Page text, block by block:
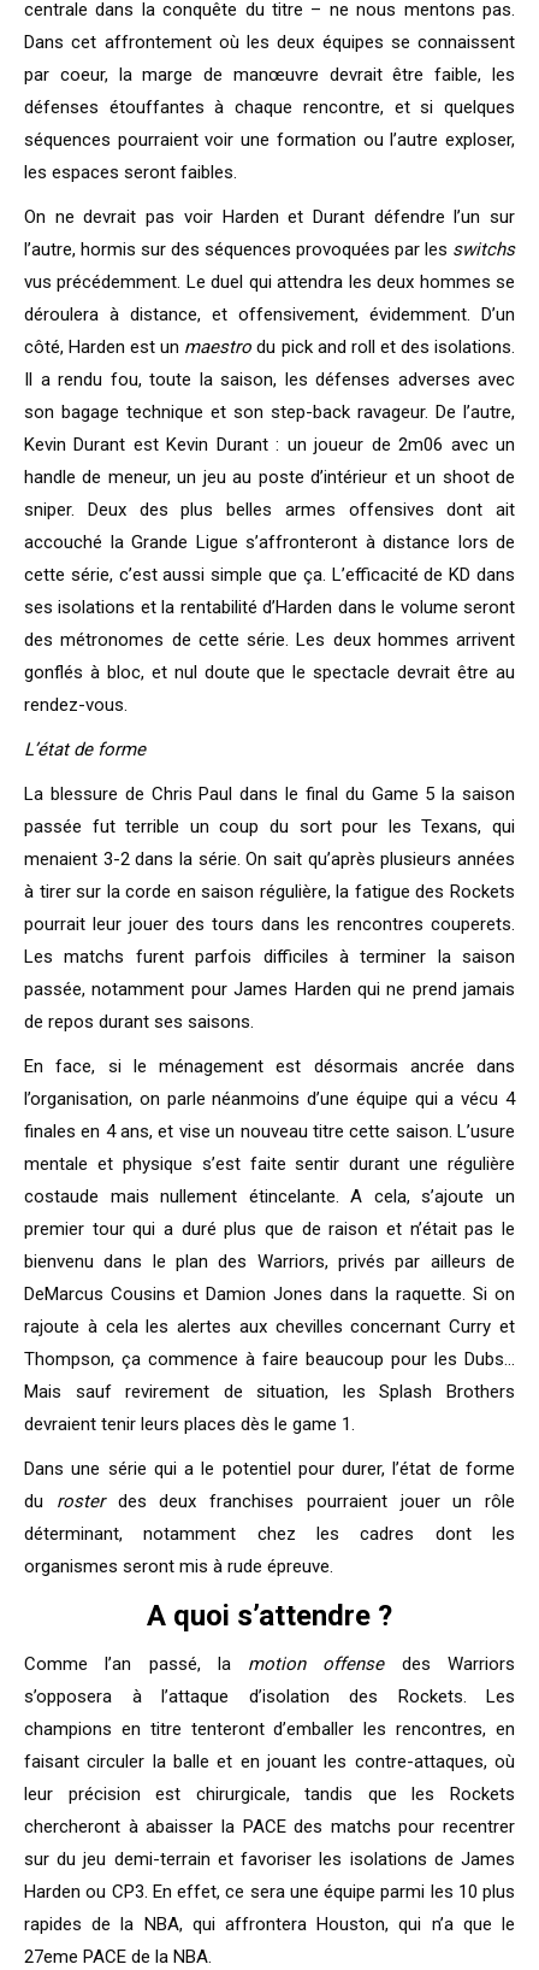
centrale dans la conquête du titre – ne nous mentons pas.
Dans cet affrontement où les deux équipes se connaissent
par coeur, la marge de manœuvre devrait être faible, les
défenses étouffantes à chaque rencontre, et si quelques
séquences pourraient voir une formation ou l’autre exploser,
les espaces seront faibles.
On ne devrait pas voir Harden et Durant défendre l’un sur
l’autre, hormis sur des séquences provoquées par les switchs
vus précédemment. Le duel qui attendra les deux hommes se
déroulera à distance, et offensivement, évidemment. D’un
côté, Harden est un maestrodu pick and roll et des isolations.
Il a rendu fou, toute la saison, les défenses adverses avec
son bagage technique et son step-back ravageur. De l’autre,
Kevin Durant est Kevin Durant : un joueur de 2m06 avec un
handle de meneur, un jeu au poste d’intérieur et un shoot de
sniper. Deux des plus belles armes offensives dont ait
accouché la Grande Ligue s’affronteront à distance lors de
cette série, c’est aussi simple que ça. L’efficacité de KD dans
ses isolations et la rentabilité d’Harden dans le volume seront
des métronomes de cette série. Les deux hommes arrivent
gonflés à bloc, et nul doute que le spectacle devrait être au
rendez-vous.
L’état de forme
La blessure de Chris Paul dans le final du Game 5 la saison
passée fut terrible un coup du sort pour les Texans, qui
menaient 3-2 dans la série. On sait qu’après plusieurs années
à tirer sur la corde en saison régulière, la fatigue des Rockets
pourrait leur jouer des tours dans les rencontres couperets.
Les matchs furent parfois difficiles à terminer la saison
passée, notamment pour James Harden qui ne prend jamais
de repos durant ses saisons.
En face, si le ménagement est désormais ancrée dans
l’organisation, on parle néanmoins d’une équipe qui a vécu 4
finales en 4 ans, et vise un nouveau titre cette saison. L’usure
mentale et physique s’est faite sentir durant une régulière
costaude mais nullement étincelante. A cela, s’ajoute un
premier tour qui a duré plus que de raison et n’était pas le
bienvenu dans le plan des Warriors, privés par ailleurs de
DeMarcus Cousins et Damion Jones dans la raquette. Si on
rajoute à cela les alertes aux chevilles concernant Curry et
Thompson, ça commence à faire beaucoup pour les Dubs…
Mais sauf revirement de situation, les Splash Brothers
devraient tenir leurs places dès le game 1.
Dans une série qui a le potentiel pour durer, l’état de forme
du roster des deux franchises pourraient jouer un rôle
déterminant, notamment chez les cadres dont les
organismes seront mis à rude épreuve.
A quoi s’attendre ?
Comme l’an passé, la motion offensedes Warriors
s’opposera à l’attaque d’isolation des Rockets. Les
champions en titre tenteront d’emballer les rencontres, en
faisant circuler la balle et en jouant les contre-attaques, où
leur précision est chirurgicale, tandis que les Rockets
chercheront à abaisser la PACE des matchs pour recentrer
sur du jeu demi-terrain et favoriser les isolations de James
Harden ou CP3. En effet, ce sera une équipe parmi les 10 plus
rapides de la NBA, qui affrontera Houston, qui n’a que le
27eme PACE de la NBA.